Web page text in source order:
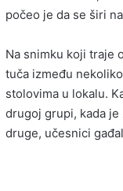
počeo je da se širi
Na snimku koji traje
tuča između
stolovima u lokalu.
drugoj grupi, kada
druge, učesnici